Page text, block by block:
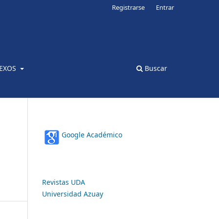
Buscar
Registrarse Entrar
Google Académico
Revistas UDA
Universidad Azuay